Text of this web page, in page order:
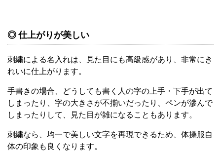
◎ 仕上がりが美しい
刺繍による名入れは、見た目にも高級感があり、非常にき
れいに仕上がります。
手書きの場合、どうしても書く人の字の上手・下手が出て
しまったり、字の大きさが不揃いだったり、ペンが滲んで
しまったりして、見た目が雑になることもあります。
刺繍なら、均一で美しい文字を再現できるため、体操服自
体の印象も良くなります。